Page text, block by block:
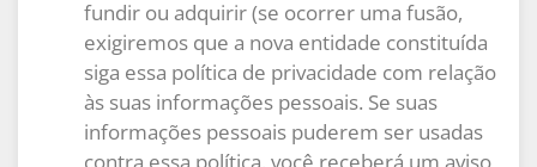
fundir ou adquirir (se ocorrer uma fusão,
exigiremos que a nova entidade constituída
siga essa política de privacidade com relação
às suas informações pessoais. Se suas
informações pessoais puderem ser usadas
contra essa política, você receberá um aviso